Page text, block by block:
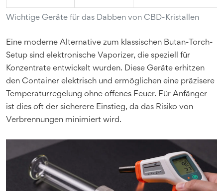
Wichtige Geräte für das Dabben von CBD-Kristallen
Eine moderne Alternative zum klassischen Butan-Torch-
Setup sind elektronische Vaporizer, die speziell für
Konzentrate entwickelt wurden. Diese Geräte erhitzen
den Container elektrisch und ermöglichen eine präzisere
Temperaturregelung ohne offenes Feuer. Für Anfänger
ist dies oft der sicherere Einstieg, da das Risiko von
Verbrennungen minimiert wird.